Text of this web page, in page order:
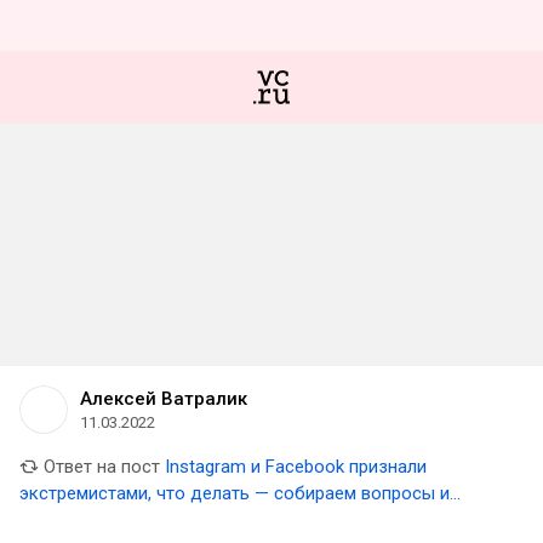
Алексей Ватралик
11.03.2022
Ответ на пост Instagram и Facebook признали
экстремистами, что делать — собираем вопросы и